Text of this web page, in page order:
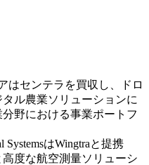
はセンテラを買収し、ドロ
ル農業ソリューションに
野における事業ポートフ
SystemsはWingtraと提携
度な航空測量ソリューシ